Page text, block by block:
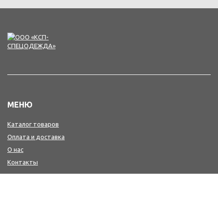
МЕНЮ
Каталог товаров
Оплата и доставка
О нас
Контакты